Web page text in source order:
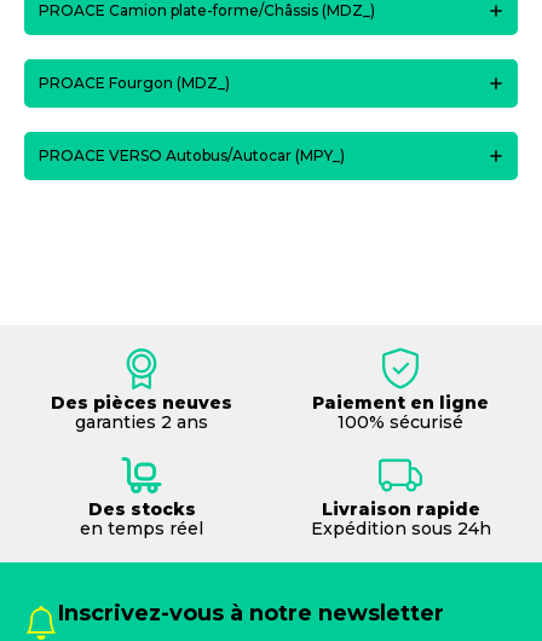
PROACE Camion plate-forme/Châssis (MDZ_)
PROACE Fourgon (MDZ_)
PROACE VERSO Autobus/Autocar (MPY_)
Des pièces neuves
garanties 2 ans
Paiement en ligne
100% sécurisé
Des stocks
en temps réel
Livraison rapide
Expédition sous 24h
Inscrivez-vous à notre newsletter